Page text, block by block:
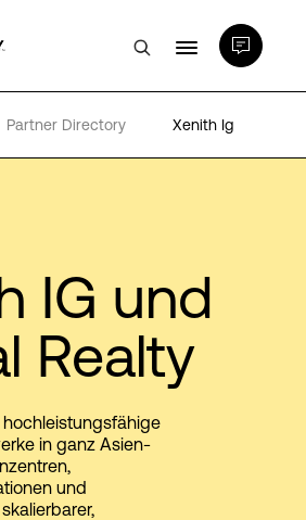
Partner Directory Xenith Ig
IG und
Realty
in ganz Asien-
und